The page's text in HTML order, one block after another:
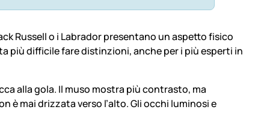
Russell o i Labrador presentano un aspetto fisico
più difficile fare distinzioni, anche per i più esperti in
alla gola. Il muso mostra più contrasto, ma
è mai drizzata verso l’alto. Gli occhi luminosi e